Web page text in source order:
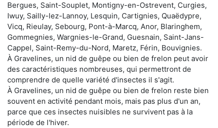
Bergues, Saint-Souplet, Montigny-en-Ostrevent, Curgies,
Iwuy, Sailly-lez-Lannoy, Lesquin, Cartignies, Quaëdypre,
Vicq, Rieulay, Sebourg, Pont-à-Marcq, Anor, Blaringhem,
Gommegnies, Wargnies-le-Grand, Guesnain, Saint-Jans-
Cappel, Saint-Remy-du-Nord, Maretz, Férin, Bouvignies.
À Gravelines, un nid de guêpe ou bien de frelon peut avoir
des caractéristiques nombreuses, qui permettront de
comprendre de quelle variété d'insectes il s'agit.
À Gravelines, un nid de guêpe ou bien de frelon reste bien
souvent en activité pendant mois, mais pas plus d'un an,
parce que ces insectes nuisibles ne survivent pas à la
période de l'hiver.